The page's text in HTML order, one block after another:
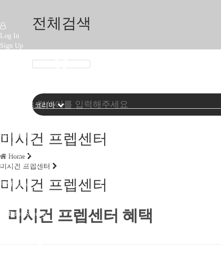
Log In
Sign Up
어세스먼트코리아
미시건시험
오시는 길
캠브리지시험
Pre-A1 Starters
A2 Flyers
KET for Schools
FCE for Schools
전체검색
미시건 프렙센터
Home
미시건 프렙센터
미시건 프렙센터
미시건 프렙센터 혜택